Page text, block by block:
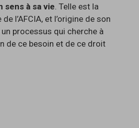
sens à sa vie. Telle est la
l’AFCIA, et l’origine de son
processus qui cherche à
de ce besoin et de ce droit